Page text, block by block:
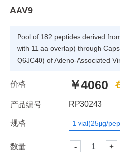
AAV9
Pool of 182 peptides derived
with 11 aa overlap) through
Q6JC40) of Adeno-Associated
价格 ￥4060
产品编号 RP30243
规格 1 vial(25μg/
数量